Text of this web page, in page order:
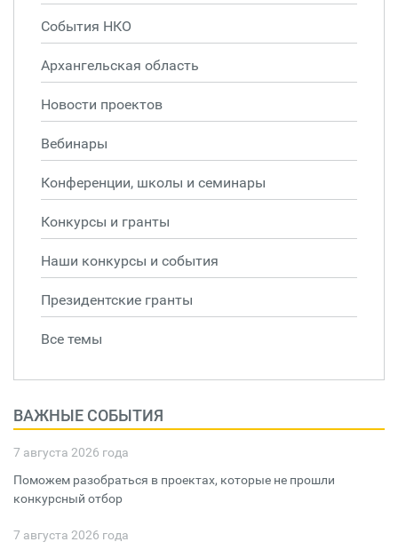
События НКО
Архангельская область
Новости проектов
Вебинары
Конференции, школы и семинары
Конкурсы и гранты
Наши конкурсы и события
Президентские гранты
Все темы
ВАЖНЫЕ СОБЫТИЯ
7 августа 2026 года
Поможем разобраться в проектах, которые не прошли
конкурсный отбор
7 августа 2026 года